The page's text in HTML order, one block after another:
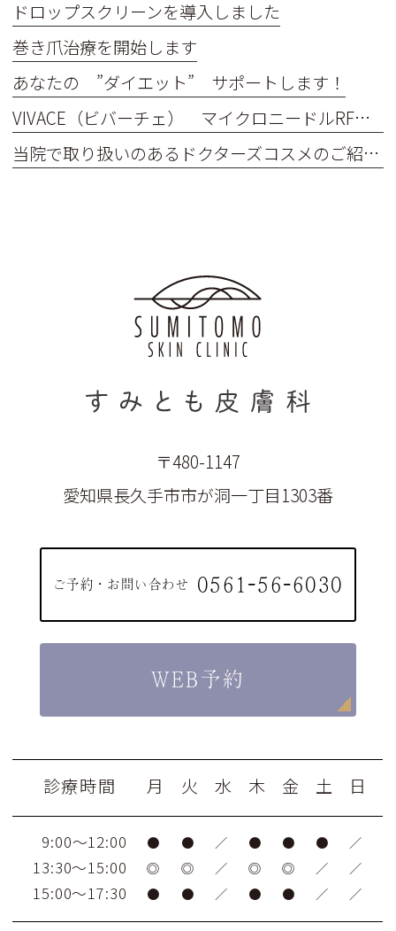
ドロップスクリーンを導入しました
巻き爪治療を開始します
あなたの ”ダイエット” サポートします！
VIVACE（ビバーチェ） マイクロニードルRF（高周波）治療器
当院で取り扱いのあるドクターズコスメのご紹介 ガウディスキン、ジャンマリーニ、レカルカなど
〒480-1147
愛知県長久手市市が洞一丁目1303番
ご予約・お問い合わせ 0561-56-6030
WEB予約
診療時間 月 火 水 木 金 土 日
9:00～12:00 ● ● ／ ● ● ● ／
13:30～15:00 ◎ ◎ ／ ◎ ◎ ／ ／
15:00～17:30 ● ● ／ ● ● ／ ／